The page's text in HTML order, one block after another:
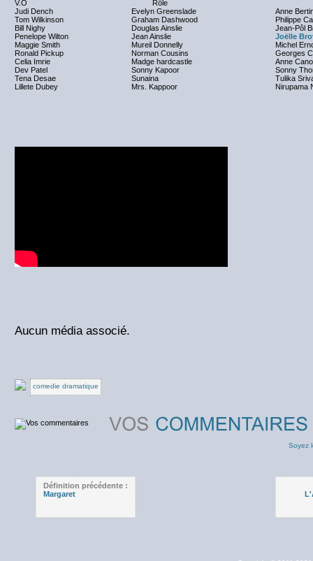
V.O
Rôle
Judi Dench
Evelyn Greenslade
Anne
Tom Wilkinson
Graham Dashwood
Philippe
Bill Nighy
Douglas Ainslie
Jean-Pôl
Penelope Wilton
Jean Ainslie
Joëlle
Maggie Smith
Mureil Donnelly
Michel
Ronald Pickup
Norman Cousins
Georges
Celia Imrie
Madge hardcastle
Anne
Dev Patel
Sonny Kapoor
Sonny
Tena Desae
Sunaina
Tulika
Lillete Dubey
Mrs. Kappoor Nirupama
Aucun média associé.
comedie dramatique
Soyez
Définition précédente :
Margaret